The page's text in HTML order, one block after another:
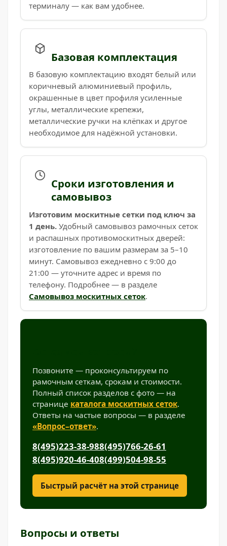
терминалу — как вам удобнее.
Базовая комплектация
В базовую комплектацию входят белый или
коричневый алюминиевый профиль,
окрашенные в цвет профиля усиленные
углы, металлические крепежи,
металлические ручки на клёпках и другое
необходимое для надёжной установки.
Сроки изготовления и
самовывоз
Изготовим москитные сетки под ключ за
1 день. Удобный самовывоз рамочных сеток
и распашных противомоскитных дверей:
изготовление по вашим размерам за 5–10
минут. Самовывоз ежедневно с 9:00 до
21:00 — уточните адрес и время по
телефону. Подробнее — в разделе
Самовывоз москитных сеток.
Позвоните — проконсультируем по
рамочным сеткам, срокам и стоимости.
Полный список разделов с фото — на
странице каталога москитных сеток.
Ответы на частые вопросы — в разделе
«Вопрос–ответ».
8(495)223-38-988(495)766-26-61
8(495)920-46-408(499)504-98-55
Быстрый расчёт на этой странице
Вопросы и ответы